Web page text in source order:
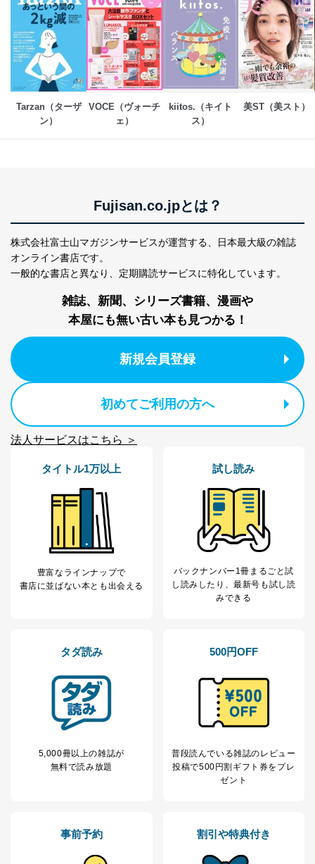
Tarzan（ターザ
ン）
VOCE（ヴォーチ
ェ）
kiitos.（キイト
ス）
美ST（美スト）
Fujisan.co.jpとは？
株式会社富士山マガジンサービスが運営する、
日本最大級の雑誌
オンライン書店です。
一般的な書店と異なり、 定期購読サービスに特化しています。
雑誌、新聞、シリーズ書籍、漫画や
本屋にも無い古い本も見つかる！
新規会員登録
初めてご利用の方へ
法人サービスはこちら ＞
タイトル1万以上
豊富なラインナップで
書店に並ばない本とも出会える
試し読み
バックナンバー1冊まるごと試
し読み したり、最新号も試し読
みできる
タダ読み
5,000冊以上の雑誌が
無料で読み放題
500円OFF
普段読んでいる雑誌のレビュー
投稿で500円割ギフト券をプレ
ゼント
事前予約 割引や特典付き